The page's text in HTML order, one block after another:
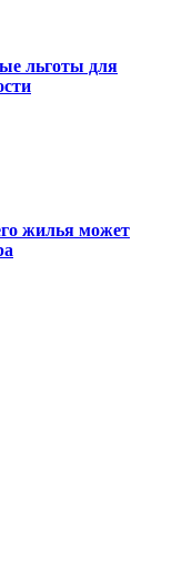
льготы для
жилья может